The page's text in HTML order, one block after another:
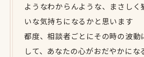
ようなわからんような、まさしく
いな気持ちになるかと思います
都度、相談者ごとにその時の波動
して、あなたの心がおだやかにな